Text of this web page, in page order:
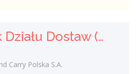
Pracownik Działu Dostaw (K/M)
Carry Polska S.A.